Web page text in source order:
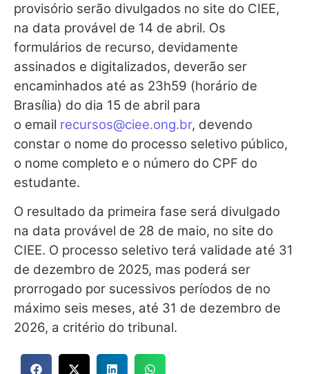
provisório serão divulgados no site do CIEE,
na data provável de 14 de abril. Os
formulários de recurso, devidamente
assinados e digitalizados, deverão ser
encaminhados até as 23h59 (horário de
Brasília) do dia 15 de abril para
o email recursos@ciee.ong.br, devendo
constar o nome do processo seletivo público,
o nome completo e o número do CPF do
estudante.
O resultado da primeira fase será divulgado
na data provável de 28 de maio, no site do
CIEE. O processo seletivo terá validade até 31
de dezembro de 2025, mas poderá ser
prorrogado por sucessivos períodos de no
máximo seis meses, até 31 de dezembro de
2026, a critério do tribunal.